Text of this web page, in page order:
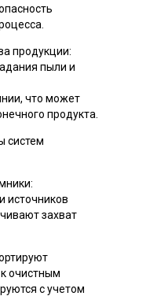
продукции:
пыли и
что может
продукта.
систем
источников
захват
очистным
с учетом